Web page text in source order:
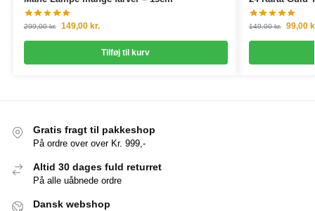
299,00kr. 149,00 kr.
Tilføj til kurv
149,00kr. 99,00
Gratis fragt til pakkeshop
På ordre over over Kr. 999,-
Altid 30 dages fuld returret
På alle uåbnede ordre
Dansk webshop